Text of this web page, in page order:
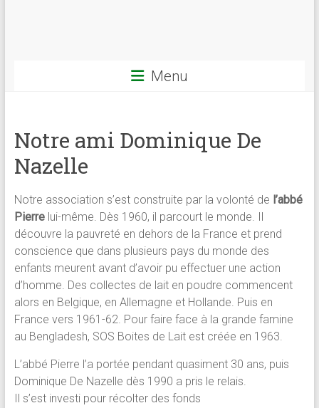
Menu
Notre ami Dominique De
Nazelle
Notre association s’est construite par la volonté de l’abbé
Pierrelui-même. Dès 1960, il parcourt le monde. Il
découvre la pauvreté en dehors de la France et prend
conscience que dans plusieurs pays du monde des
enfants meurent avant d’avoir pu effectuer une action
d’homme. Des collectes de lait en poudre commencent
alors en Belgique, en Allemagne et Hollande. Puis en
France vers 1961-62. Pour faire face à la grande famine
au Bengladesh, SOS Boites de Lait est créée en 1963.
L’abbé Pierre l’a portée pendant quasiment 30 ans, puis
Dominique De Nazelle dès 1990 a pris le relais.
Il s’est investi pour récolter des fonds